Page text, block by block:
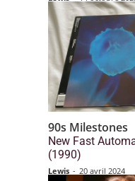
90s Milestones
New Fast
(1990)
Lewis - 20 avril 2024